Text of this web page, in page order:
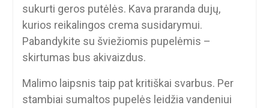
sukurti geros putėlės. Kava praranda dujų,
kurios reikalingos crema susidarymui.
Pabandykite su šviežiomis pupelėmis –
skirtumas bus akivaizdus.
Malimo laipsnis taip pat kritiškai svarbus. Per
stambiai sumaltos pupelės leidžia vandeniui